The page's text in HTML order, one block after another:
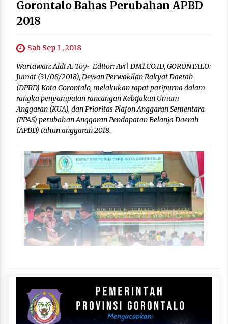
Gorontalo Bahas Perubahan APBD
2018
Sab Sep 1 , 2018
Wartawan: Aldi A. Toy~ Editor: Avi| DM1.CO.ID, GORONTALO:
Jumat (31/08/2018), Dewan Perwakilan Rakyat Daerah
(DPRD) Kota Gorontalo, melakukan rapat paripurna dalam
rangka penyampaian rancangan Kebijakan Umum
Anggaran (KUA), dan Prioritas Plafon Anggaran Sementara
(PPAS) perubahan Anggaran Pendapatan Belanja Daerah
(APBD) tahun anggaran 2018.